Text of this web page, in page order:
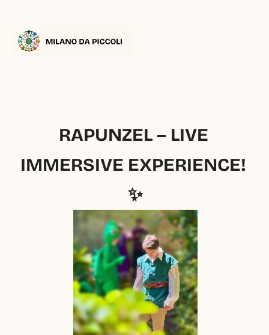
RAPUNZEL – LIVE
IMMERSIVE EXPERIENCE!
✨